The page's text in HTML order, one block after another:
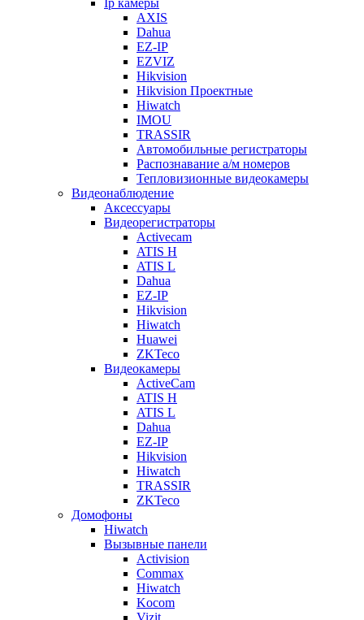
Ip камеры
AXIS
Dahua
EZ-IP
EZVIZ
Hikvision
Hikvision Проектные
Hiwatch
IMOU
TRASSIR
Автомобильные регистраторы
Распознавание а/м номеров
Тепловизионные видеокамеры
Видеонаблюдение
Аксессуары
Видеорегистраторы
Activecam
ATIS H
ATIS L
Dahua
EZ-IP
Hikvision
Hiwatch
Huawei
ZKTeco
Видеокамеры
ActiveCam
ATIS H
ATIS L
Dahua
EZ-IP
Hikvision
Hiwatch
TRASSIR
ZKTeco
Домофоны
Hiwatch
Вызывные панели
Activision
Commax
Hiwatch
Kocom
Vizit